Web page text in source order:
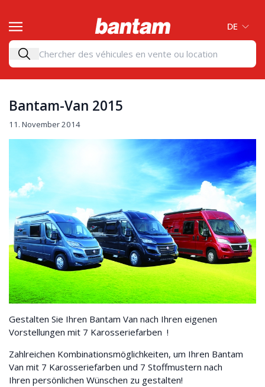
DE
Bantam-Van 2015
11. November 2014
Gestalten Sie Ihren Bantam Van nach Ihren eigenen
Vorstellungen mit 7 Karosseriefarben !
Zahlreichen Kombinationsmöglichkeiten, um Ihren Bantam
Van mit 7 Karosseriefarben und 7 Stoffmustern nach
Ihren persönlichen Wünschen zu gestalten!